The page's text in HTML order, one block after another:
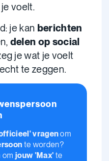
voelt.
je kan berichten
delen op social
je wat je voelt
te zeggen.
vragenom
te worden?
omjouw 'Max' te